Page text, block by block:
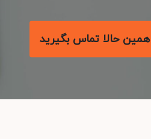
همین حالا تماس بگیرید